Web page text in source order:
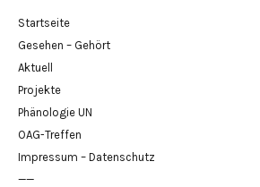
Startseite
Gesehen – Gehört
Aktuell
Projekte
Phänologie UN
OAG-Treffen
Impressum – Datenschutz
——